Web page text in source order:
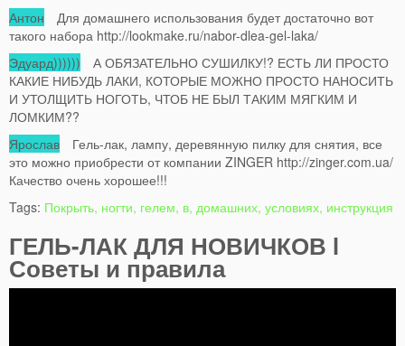
Антон Для домашнего использования будет достаточно вот
такого набора http://lookmake.ru/nabor-dlea-gel-laka/
Эдуард)))))) А ОБЯЗАТЕЛЬНО СУШИЛКУ!? ЕСТЬ ЛИ ПРОСТО
КАКИЕ НИБУДЬ ЛАКИ, КОТОРЫЕ МОЖНО ПРОСТО НАНОСИТЬ
И УТОЛЩИТЬ НОГОТЬ, ЧТОБ НЕ БЫЛ ТАКИМ МЯГКИМ И
ЛОМКИМ??
Ярослав Гель-лак, лампу, деревянную пилку для снятия, все
это можно приобрести от компании ZINGER http://zinger.com.ua/
Качество очень хорошее!!!
Tags: Покрыть, ногти, гелем, в, домашних, условиях, инструкция
ГЕЛЬ-ЛАК ДЛЯ НОВИЧКОВ l
Советы и правила